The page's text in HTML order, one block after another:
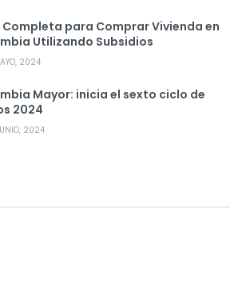
Completa para Comprar Vivienda en
Utilizando Subsidios
2024
Mayor: inicia el sexto ciclo de
2024
2024